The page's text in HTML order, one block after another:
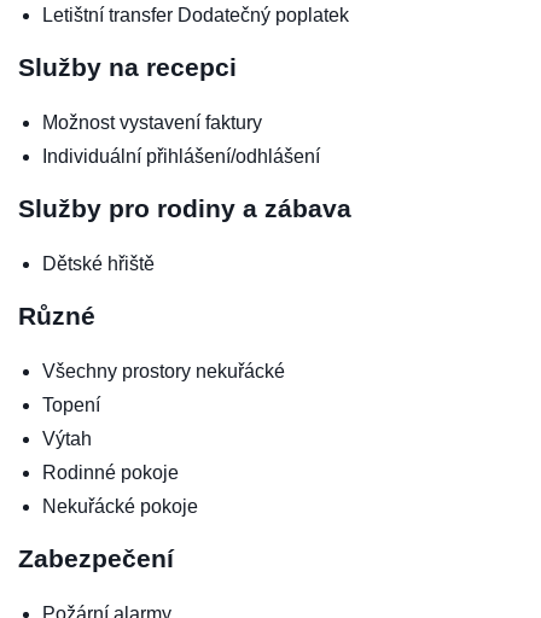
Letištní transfer Dodatečný poplatek
Služby na recepci
Možnost vystavení faktury
Individuální přihlášení/odhlášení
Služby pro rodiny a zábava
Dětské hřiště
Různé
Všechny prostory nekuřácké
Topení
Výtah
Rodinné pokoje
Nekuřácké pokoje
Zabezpečení